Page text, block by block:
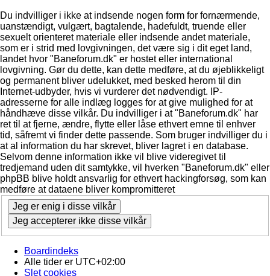
Du indvilliger i ikke at indsende nogen form for fornærmende,
uanstændigt, vulgært, bagtalende, hadefuldt, truende eller
sexuelt orienteret materiale eller indsende andet materiale,
som er i strid med lovgivningen, det være sig i dit eget land,
landet hvor "Baneforum.dk" er hostet eller international
lovgivning. Gør du dette, kan dette medføre, at du øjeblikkeligt
og permanent bliver udelukket, med besked herom til din
Internet-udbyder, hvis vi vurderer det nødvendigt. IP-
adresserne for alle indlæg logges for at give mulighed for at
håndhæve disse vilkår. Du indvilliger i at "Baneforum.dk" har
ret til at fjerne, ændre, flytte eller låse ethvert emne til enhver
tid, såfremt vi finder dette passende. Som bruger indvilliger du i
at al information du har skrevet, bliver lagret i en database.
Selvom denne information ikke vil blive videregivet til
tredjemand uden dit samtykke, vil hverken "Baneforum.dk" eller
phpBB blive holdt ansvarlig for ethvert hackingforsøg, som kan
medføre at dataene bliver kompromitteret
Boardindeks
Alle tider er UTC+02:00
Slet cookies